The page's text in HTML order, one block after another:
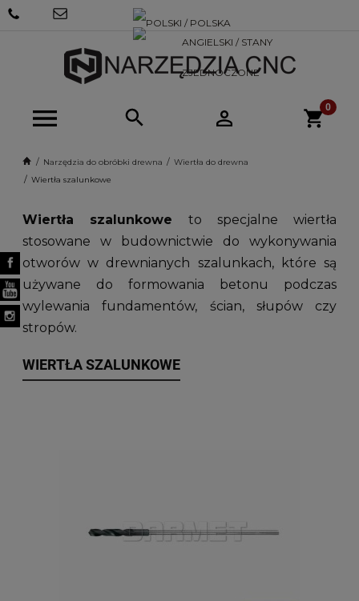
SKLEP@NARZEDZIACNC.PL
Narzędzia do obróbki drewna
Wiertła do drewna
Wiertła szalunkowe
Wiertła szalunkowe to specjalne wiertła
stosowane w budownictwie do wykonywania
otworów w drewnianych szalunkach, które są
używane do formowania betonu podczas
wylewania fundamentów, ścian, słupów czy
stropów.
WIERTŁA SZALUNKOWE